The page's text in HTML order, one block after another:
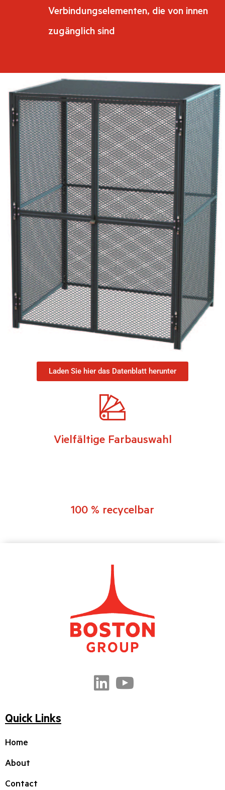
Verbindungselementen, die von innen
zugänglich sind
Laden Sie hier das Datenblatt herunter
Vielfältige Farbauswahl
100 % recycelbar
Quick Links
Home
About
Contact